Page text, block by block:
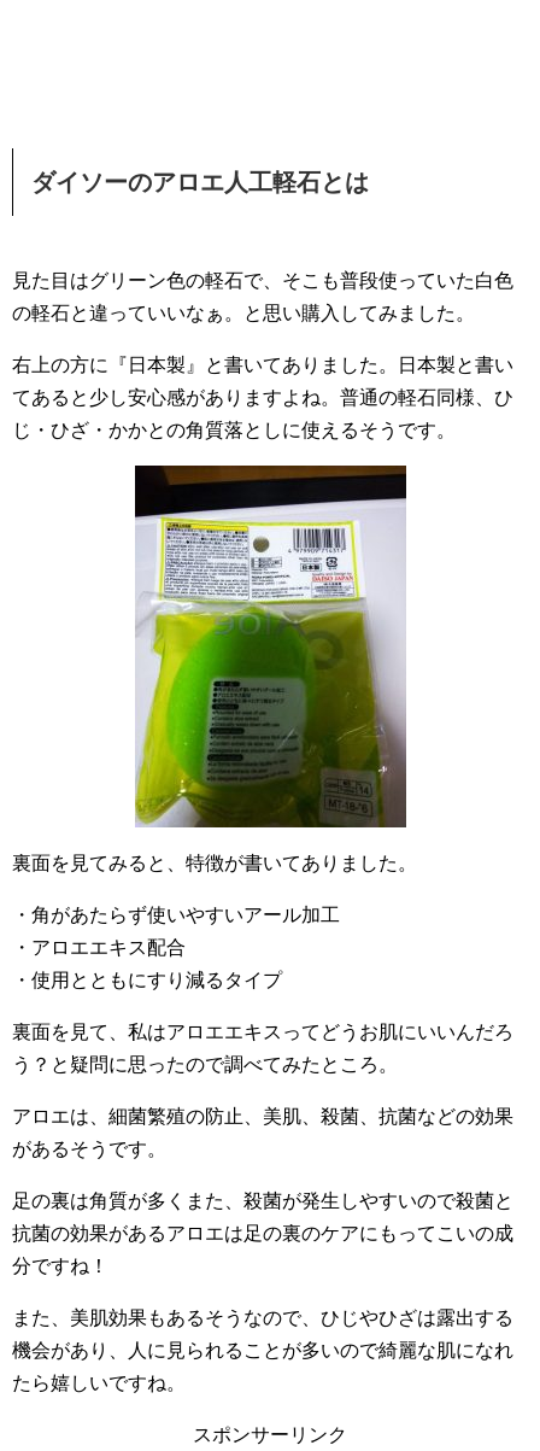
ダイソーのアロエ人工軽石とは
見た目はグリーン色の軽石で、そこも普段使っていた白色
の軽石と違っていいなぁ。と思い購入してみました。
右上の方に『日本製』と書いてありました。日本製と書い
てあると少し安心感がありますよね。普通の軽石同様、ひ
じ・ひざ・かかとの角質落としに使えるそうです。
裏面を見てみると、特徴が書いてありました。
・角があたらず使いやすいアール加工
・アロエエキス配合
・使用とともにすり減るタイプ
裏面を見て、私はアロエエキスってどうお肌にいいんだろ
う？と疑問に思ったので調べてみたところ。
アロエは、細菌繁殖の防止、美肌、殺菌、抗菌などの効果
があるそうです。
足の裏は角質が多くまた、殺菌が発生しやすいので殺菌と
抗菌の効果があるアロエは足の裏のケアにもってこいの成
分ですね！
また、美肌効果もあるそうなので、ひじやひざは露出する
機会があり、人に見られることが多いので綺麗な肌になれ
たら嬉しいですね。
スポンサーリンク